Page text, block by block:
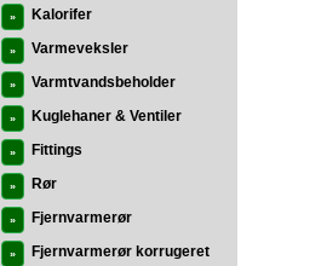
» Kalorifer
» Varmeveksler
» Varmtvandsbeholder
» Kuglehaner & Ventiler
» Fittings
» Rør
» Fjernvarmerør
» Fjernvarmerør korrugeret